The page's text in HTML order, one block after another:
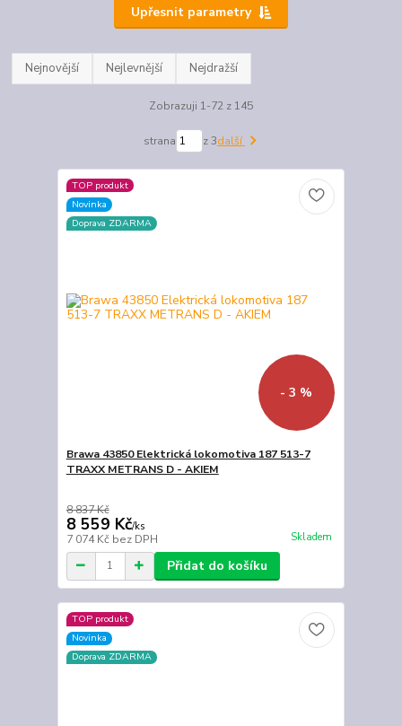
Upřesnit parametry
Nejnovější Nejlevnější Nejdražší
Zobrazuji 1-72 z 145
strana z 3další
TOP produkt
Novinka
Doprava ZDARMA
- 3 %
Brawa 43850 Elektrická lokomotiva 187 513-7
TRAXX METRANS D - AKIEM
8 837 Kč
8 559 Kč/ks
7 074 Kč bez DPH Skladem
Přidat do košíku
TOP produkt
Novinka
Doprava ZDARMA